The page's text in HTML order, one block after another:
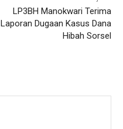
LP3BH Manokwari Terima
Laporan Dugaan Kasus Dana
Hibah Sorsel